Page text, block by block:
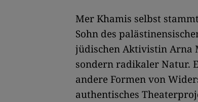
Mer Khamis selbst
Sohn des
jüdischen Aktivistin Arna
sondern radikaler Natur.
andere Formen von
authentisches